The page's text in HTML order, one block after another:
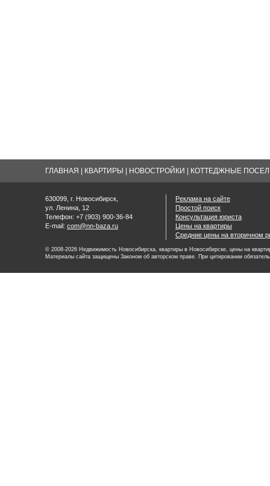
ГЛАВНАЯ КВАРТИРЫ НОВОСТРОЙКИ КОТТЕДЖНЫЕ
630099, г. Новосибирск,
ул. Ленина, 12
Телефон: +7 (903) 900-36-84
E-mail: com@nn-baza.ru
Реклама на сайте
Простой поиск
Консультация юриста
Цены на квартиры
Средние цены на вторичном
© 2008-2026 Недвижимость Новосибирска, квартиры в Новосибирске, цены на
Материалы сайта защищены Законом об авторском праве. При цитировании